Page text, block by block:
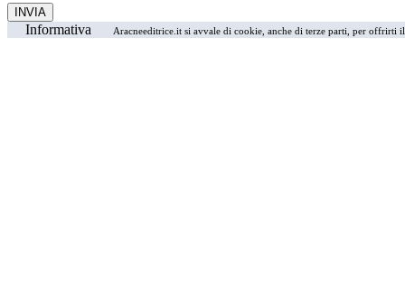
Informativa Aracneeditrice.it si avvale di cookie, anche di terze parti, per